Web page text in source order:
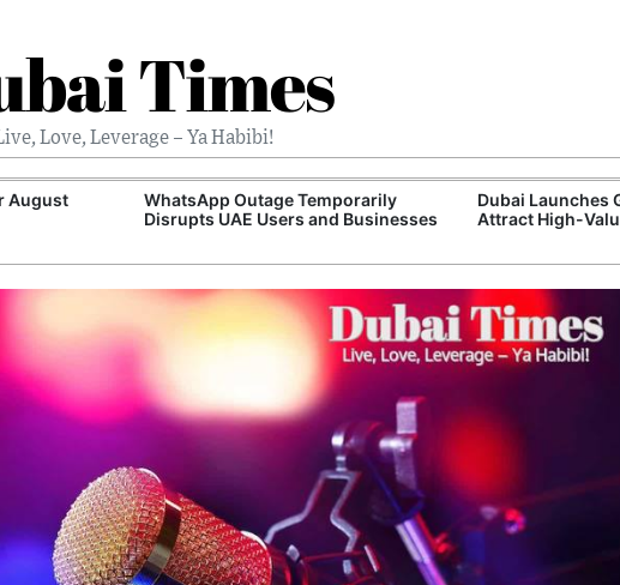
Times
Live, Love, Leverage – Ya Habibi!
August
WhatsApp Outage Temporarily
Disrupts UAE Users and Businesses
Dubai Launches
Attract High-